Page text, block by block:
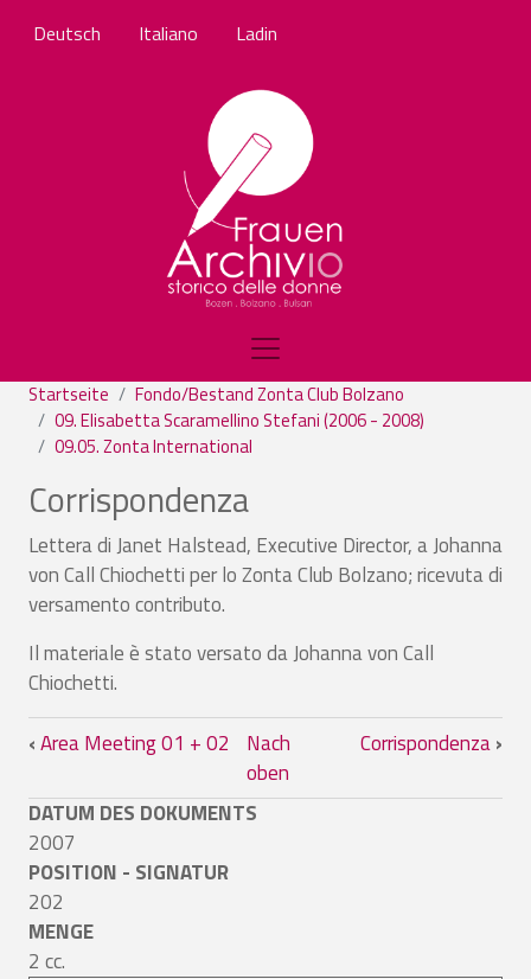
Deutsch Italiano Ladin
Startseite
Fondo/Bestand Zonta Club Bolzano
09. Elisabetta Scaramellino Stefani (2006 - 2008)
09.05. Zonta International
Corrispondenza
Lettera di Janet Halstead, Executive Director, a Johanna
von Call Chiochetti per lo Zonta Club Bolzano; ricevuta di
versamento contributo.
Il materiale è stato versato da Johanna von Call
Chiochetti.
Links für das Blättern im Buch
‹Area Meeting 01 + 02
Nach
oben
Corrispondenza›
DATUM DES DOKUMENTS
2007
POSITION - SIGNATUR
202
MENGE
2 cc.